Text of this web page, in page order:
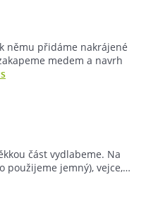
němu přidáme nakrájené
medem a navrh
část vydlabeme. Na
použijeme jemný), vejce,…